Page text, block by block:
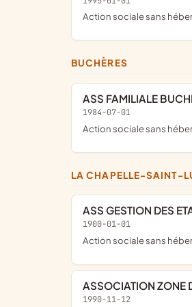
Action sociale sans
BUCHÈRES
ASS FAMILIALE
1984-07-01
Action sociale sans
LA CHAPELLE-SAINT-
ASS GESTION DES
1900-01-01
Action sociale sans
ASSOCIATION
1990-11-12